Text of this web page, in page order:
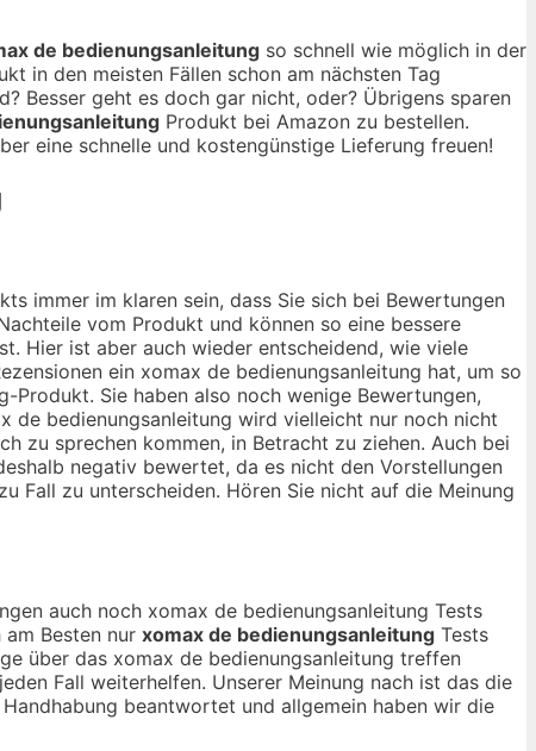
de bedienungsanleitung so schnell wie möglich in der
in den meisten Fällen schon am nächsten Tag
Besser geht es doch gar nicht, oder? Übrigens sparen
Produkt bei Amazon zu bestellen.
eine schnelle und kostengünstige Lieferung freuen!
immer im klaren sein, dass Sie sich bei Bewertungen
vom Produkt und können so eine bessere
Hier ist aber auch wieder entscheidend, wie viele
ein xomax de bedienungsanleitung hat, um so
Sie haben also noch wenige Bewertungen,
de bedienungsanleitung wird vielleicht nur noch nicht
zu sprechen kommen, in Betracht zu ziehen. Auch bei
negativ bewertet, da es nicht den Vorstellungen
Fall zu unterscheiden. Hören Sie nicht auf die Meinung
auch noch xomax de bedienungsanleitung Tests
Besten nur xomax de bedienungsanleitung Tests
über das xomax de bedienungsanleitung treffen
Fall weiterhelfen. Unserer Meinung nach ist das die
beantwortet und allgemein haben wir die